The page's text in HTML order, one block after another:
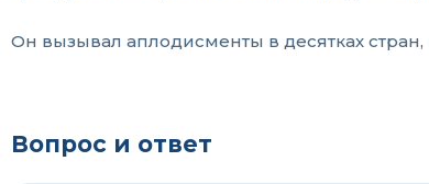
Он вызывал аплодисменты в десятках стран,
Вопрос и ответ